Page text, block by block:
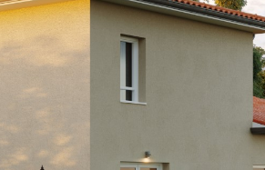
accompagnement
Notre équipe
sommes-nous ?